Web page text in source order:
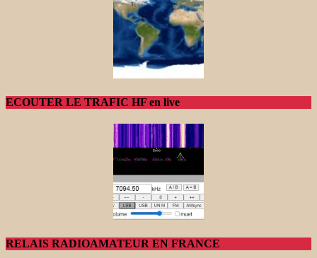
ECOUTER LE TRAFIC HF en live
RELAIS RADIOAMATEUR EN FRANCE